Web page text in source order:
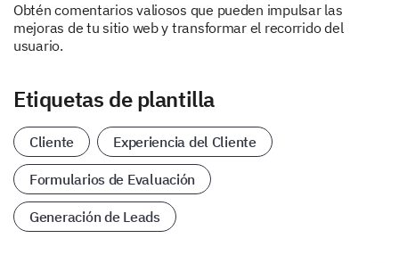
Obtén comentarios valiosos que pueden impulsar las
mejoras de tu sitio web y transformar el recorrido del
usuario.
Etiquetas de plantilla
Cliente Experiencia del Cliente
Formularios de Evaluación
Generación de Leads